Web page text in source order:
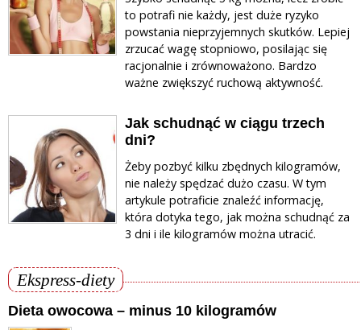
to potrafi nie każdy, jest duże ryzyko
powstania nieprzyjemnych skutków. Lepiej
zrzucać wagę stopniowo, posilając się
racjonalnie i zrównoważono. Bardzo
ważne zwiększyć ruchową aktywność.
Jak schudnąć w ciągu trzech
dni?
Żeby pozbyć kilku zbędnych kilogramów,
nie należy spędzać dużo czasu. W tym
artykule potraficie znaleźć informację,
która dotyka tego, jak można schudnąć za
3 dni i ile kilogramów można utracić.
Ekspress-diety
Dieta owocowa – minus 10 kilogramów